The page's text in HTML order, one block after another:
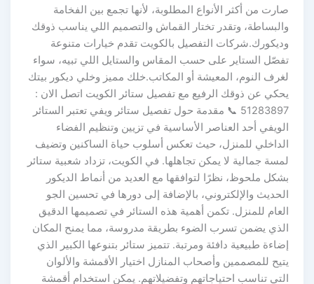
صارت من أكثر الأنواع المطلوبة، لأنها تجمع بين الفخامة
والبساطة، وتقدر تختار القماش والتصميم اللي يناسب ذوقك
وديكورك.شركات التفصيل بالكويت تقدم خيارات متنوعة
تفصّل الستاير على حسب المقاس والستايل اللي تبيه، سواء
لغرف النوم، المعيشة أو المكاتب.خلك مميز وخلي ديكور بيتك
يحكي عن ذوقك الرفيع مع تفصيل ستائر الكويت اتصل الان :
51283897 📞 مقدمة حول تفصيل ستائر ويفي تعتبر الستائر
الويفي أحد العناصر الأساسية في تزيين وتنظيم الفضاء
الداخلي للمنزل، حيث تعكس أسلوب حياة الساكنين وتضيف
لمسة جمالية لا يمكن تجاهلها. في الكويت، تزداد شعبية ستائر
بشكل ملحوظ، نظرًا لتوافقها مع العديد من أنماط الديكور
الحديث والإلكتروني، بالإضافة إلى دورها في تحسين الجو
العام للمنزل. تكمن أهمية هذه الستائر في تصميمها الدقيق
الذي يضمن تسرب الضوء بطريقة مدروسة، مما يمنح المكان
إضاءة طبيعية دافئة ومرتبة. تتميز ستائر بتنوعها الكبير الذي
يتيح للمصممين وأصحاب المنازل اختيار الأقمشة والألوان
التي تناسب احتياجاتهم وتفضيلاتهم. يمكن استخدام أقمشة